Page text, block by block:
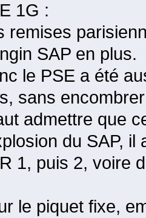
1G :
remises
SAP en plus.
le PSE a été
sans
admettre que
du SAP,
1, puis 2, voire
le piquet fixe,